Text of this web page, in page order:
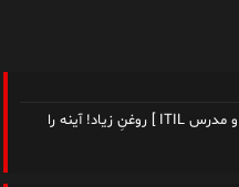
هادی احمدی (سروش): [ نویسنده، شاعر و مدرس ITIL ] روغنِ زیاد! آینه را